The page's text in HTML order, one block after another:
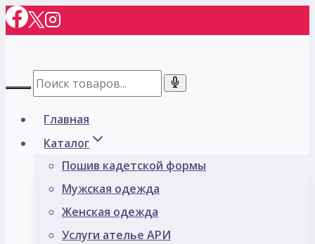
Перейти
к
Главная
Каталог
Пошив кадетской формы
Мужская одежда
Женская одежда
Услуги ателье АРИ